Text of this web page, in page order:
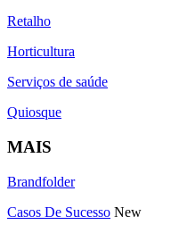
Retalho
Horticultura
Serviços de saúde
Quiosque
MAIS
Brandfolder
Casos De Sucesso New